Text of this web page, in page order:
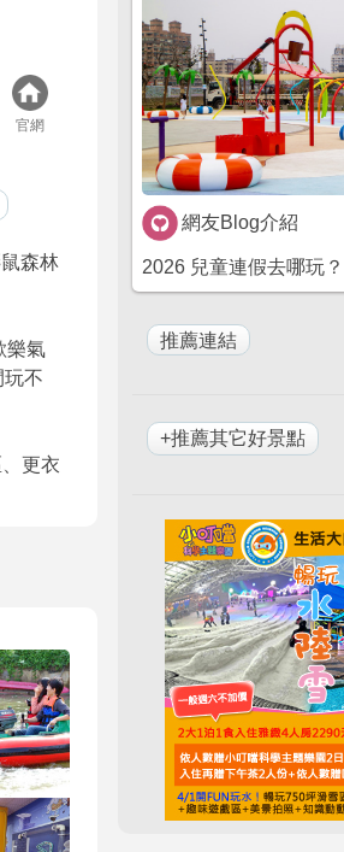
官網
森林
樂氣
不
更衣
網友Blog介紹
2026 兒童連假去哪玩
+推薦其它好景點